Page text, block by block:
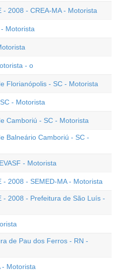
- 2008 - CREA-MA - Motorista
- Motorista
- o
Florianópolis - SC - Motorista
- Motorista
Camboriú - SC - Motorista
Balneário Camboriú - SC -
- Motorista
- 2008 - SEMED-MA - Motorista
- 2008 - Prefeitura de São Luís -
de Pau dos Ferros - RN -
- Motorista